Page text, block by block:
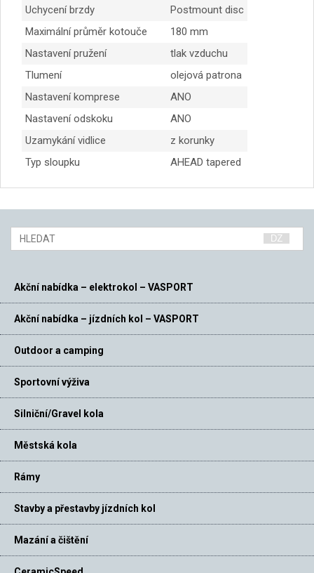
Uchycení brzdy
Postmount disc
Maximální průměr kotouče
180 mm
Nastavení pružení
tlak vzduchu
Tlumení
olejová patrona
Nastavení komprese
ANO
Nastavení odskoku
ANO
Uzamykání vidlice
z korunky
Typ sloupku
AHEAD tapered
Akční nabídka – elektrokol – VASPORT
Akční nabídka – jízdních kol – VASPORT
Outdoor a camping
Sportovní výživa
Silniční/Gravel kola
Městská kola
Rámy
Stavby a přestavby jízdních kol
Mazání a čištění